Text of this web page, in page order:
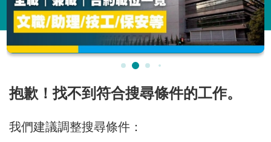
抱歉！找不到符合搜尋條件的工作。
我們建議調整搜尋條件：